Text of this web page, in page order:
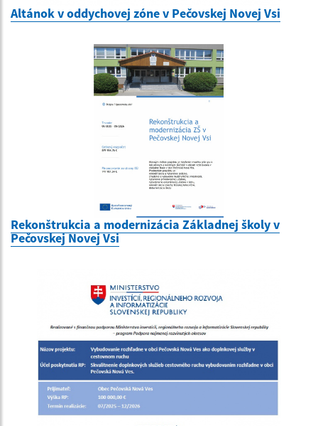
Altánok v oddychovej zóne v Pečovskej Novej Vsi
Rekonštrukcia a modernizácia Základnej školy v
Pečovskej Novej Vsi